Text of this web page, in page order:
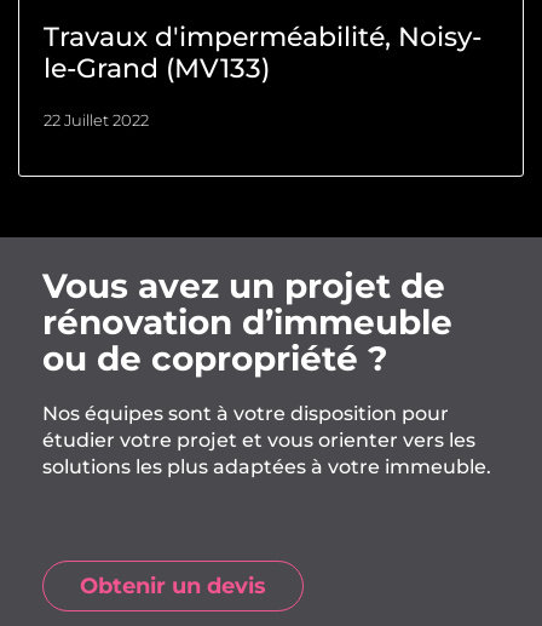
Travaux d'imperméabilité, Noisy-
le-Grand (MV133)
22 Juillet 2022
Vous avez un projet de
rénovation d’immeuble
ou de copropriété ?
Nos équipes sont à votre disposition pour
étudier votre projet et vous orienter vers les
solutions les plus adaptées à votre immeuble.
Obtenir un devis